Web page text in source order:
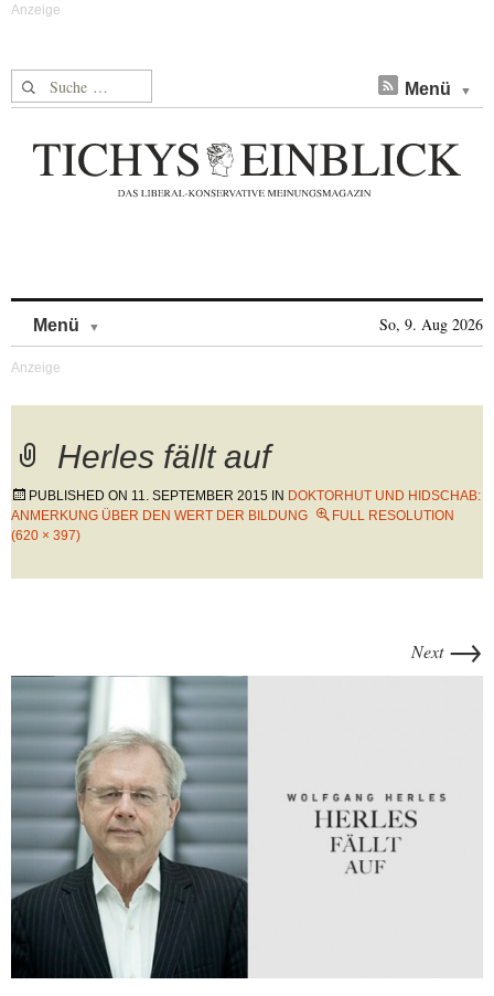
Suche nach: Menü
Menü So, 9. Aug 2026
Herles fällt auf
PUBLISHED ON 11. SEPTEMBER 2015 IN DOKTORHUT UND HIDSCHAB:
ANMERKUNG ÜBER DEN WERT DER BILDUNG
FULL RESOLUTION
(620 × 397)
Next →